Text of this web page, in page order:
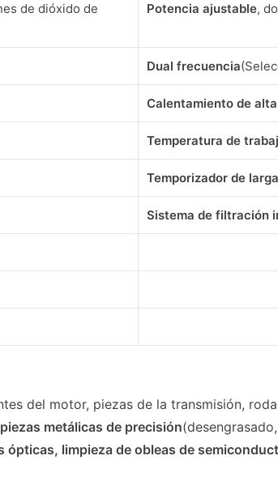
de dióxido de
Potencia ajustable,
Dual frecuencia
Calentamiento de
Temperatura de
Temporizador de
Sistema de filtración
del motor, piezas de la transmisión,
metálicas de precisión
limpieza de obleas de